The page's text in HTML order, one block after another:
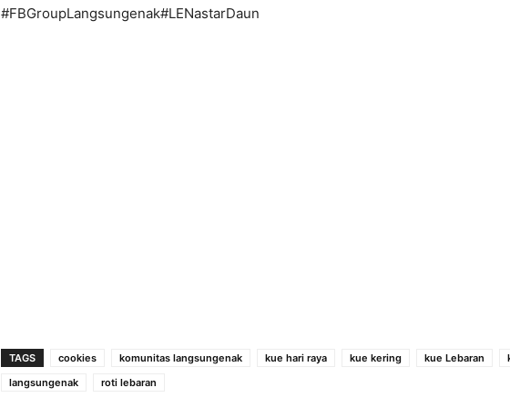
#FBGroupLangsungenak#LENastarDaun
TAGS cookies komunitas langsungenak kue hari raya kue kering kue Lebaran
langsungenak
roti lebaran